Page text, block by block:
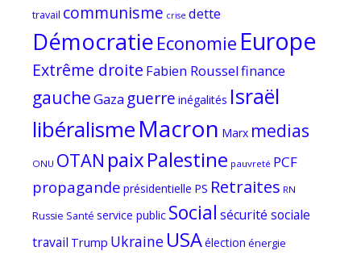
travail communisme crise dette
Démocratie Economie Europe
Extrême droite Fabien Rousselfinance
gaucheGaza guerre inégalités Israël
libéralismeMacron Marx medias
ONU OTAN paixPalestine pauvreté PCF
propagande présidentielle PS Retraites RN
Russie Santé service public Social sécurité sociale
travail Trump Ukraine USAélection énergie